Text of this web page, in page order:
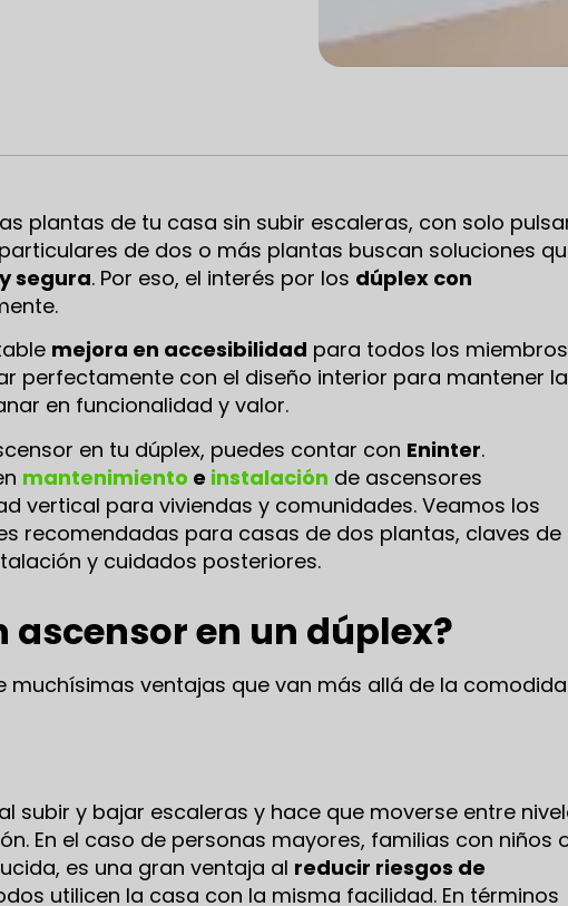
plantas de tu casa sin subir escaleras, con solo
de dos o más plantas buscan soluciones
segura. Por eso, el interés por los dúplex con
mejora en accesibilidad para todos los miembros
perfectamente con el diseño interior para mantener la
en funcionalidad y valor.
en tu dúplex, puedes contar con Eninter.
mantenimiento e instalación de ascensores
vertical para viviendas y comunidades. Veamos los
recomendadas para casas de dos plantas, claves de
y cuidados posteriores.
ascensor en un dúplex?
muchísimas ventajas que van más allá de la
al subir y bajar escaleras y hace que moverse entre
En el caso de personas mayores, familias con niños
es una gran ventaja al reducir riesgos de
utilicen la casa con la misma facilidad. En términos